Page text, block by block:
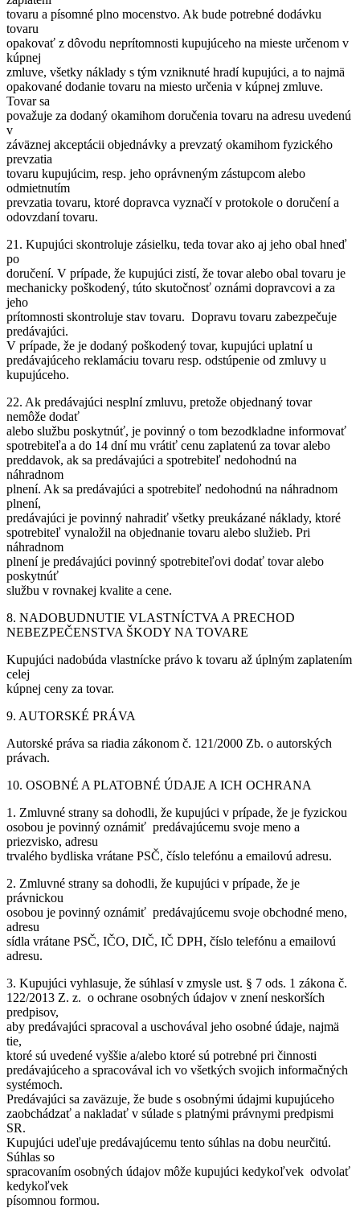
tovaru a písomné plno mocenstvo. Ak bude potrebné dodávku
tovaru
opakovať z dôvodu neprítomnosti kupujúceho na mieste určenom v
kúpnej
zmluve, všetky náklady s tým vzniknuté hradí kupujúci, a to najmä
opakované dodanie tovaru na miesto určenia v kúpnej zmluve.
Tovar sa
považuje za dodaný okamihom doručenia tovaru na adresu uvedenú
v
záväznej akceptácii objednávky a prevzatý okamihom fyzického
prevzatia
tovaru kupujúcim, resp. jeho oprávneným zástupcom alebo
odmietnutím
prevzatia tovaru, ktoré dopravca vyznačí v protokole o doručení a
odovzdaní tovaru.
21. Kupujúci skontroluje zásielku, teda tovar ako aj jeho obal hneď
po
doručení. V prípade, že kupujúci zistí, že tovar alebo obal tovaru je
mechanicky poškodený, túto skutočnosť oznámi dopravcovi a za
jeho
prítomnosti skontroluje stav tovaru. Dopravu tovaru zabezpečuje
predávajúci.
V prípade, že je dodaný poškodený tovar, kupujúci uplatní u
predávajúceho reklamáciu tovaru resp. odstúpenie od zmluvy u
kupujúceho.
22. Ak predávajúci nesplní zmluvu, pretože objednaný tovar
nemôže dodať
alebo službu poskytnúť, je povinný o tom bezodkladne informovať
spotrebiteľa a do 14 dní mu vrátiť cenu zaplatenú za tovar alebo
preddavok, ak sa predávajúci a spotrebiteľ nedohodnú na
náhradnom
plnení. Ak sa predávajúci a spotrebiteľ nedohodnú na náhradnom
plnení,
predávajúci je povinný nahradiť všetky preukázané náklady, ktoré
spotrebiteľ vynaložil na objednanie tovaru alebo služieb. Pri
náhradnom
plnení je predávajúci povinný spotrebiteľovi dodať tovar alebo
poskytnúť
službu v rovnakej kvalite a cene.
8. NADOBUDNUTIE VLASTNÍCTVA A PRECHOD
NEBEZPEČENSTVA ŠKODY NA TOVARE
Kupujúci nadobúda vlastnícke právo k tovaru až úplným zaplatením
celej
kúpnej ceny za tovar.
9. AUTORSKÉ PRÁVA
Autorské práva sa riadia zákonom č. 121/2000 Zb. o autorských
právach.
10. OSOBNÉ A PLATOBNÉ ÚDAJE A ICH OCHRANA
1. Zmluvné strany sa dohodli, že kupujúci v prípade, že je fyzickou
osobou je povinný oznámiť predávajúcemu svoje meno a
priezvisko, adresu
trvalého bydliska vrátane PSČ, číslo telefónu a emailovú adresu.
2. Zmluvné strany sa dohodli, že kupujúci v prípade, že je
právnickou
osobou je povinný oznámiť predávajúcemu svoje obchodné meno,
adresu
sídla vrátane PSČ, IČO, DIČ, IČ DPH, číslo telefónu a emailovú
adresu.
3. Kupujúci vyhlasuje, že súhlasí v zmysle ust. § 7 ods. 1 zákona č.
122/2013 Z. z. o ochrane osobných údajov v znení neskorších
predpisov,
aby predávajúci spracoval a uschovával jeho osobné údaje, najmä
tie,
ktoré sú uvedené vyššie a/alebo ktoré sú potrebné pri činnosti
predávajúceho a spracovával ich vo všetkých svojich informačných
systémoch.
Predávajúci sa zaväzuje, že bude s osobnými údajmi kupujúceho
zaobchádzať a nakladať v súlade s platnými právnymi predpismi
SR.
Kupujúci udeľuje predávajúcemu tento súhlas na dobu neurčitú.
Súhlas so
spracovaním osobných údajov môže kupujúci kedykoľvek odvolať
kedykoľvek
písomnou formou.